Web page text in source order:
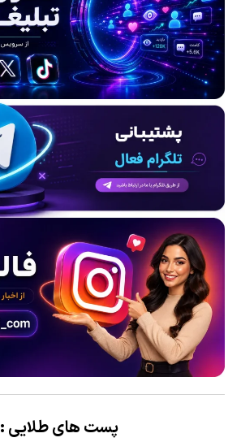
پست های طلایی :